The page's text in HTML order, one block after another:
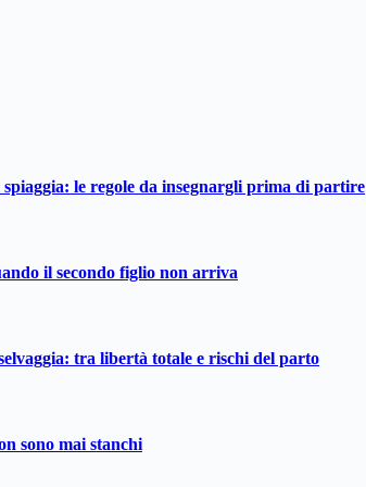
le regole da insegnargli prima di partire
il secondo figlio non arriva
tra libertà totale e rischi del parto
sono mai stanchi